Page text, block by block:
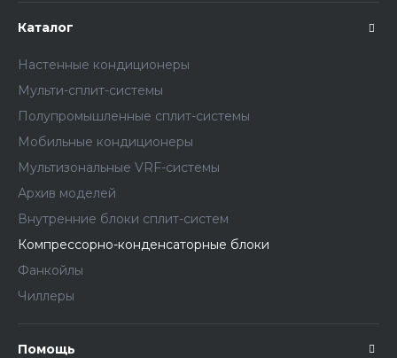
Каталог
Настенные кондиционеры
Мульти-сплит-системы
Полупромышленные сплит-системы
Мобильные кондиционеры
Мультизональные VRF-системы
Архив моделей
Внутренние блоки сплит-систем
Компрессорно-конденсаторные блоки
Фанкойлы
Чиллеры
Помощь